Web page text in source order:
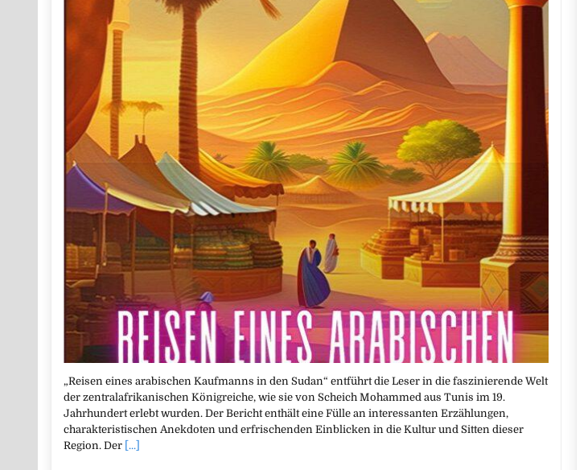
„Reisen eines arabischen Kaufmanns in den Sudan“ entführt die Leser in die faszinierende Welt
der zentralafrikanischen Königreiche, wie sie von Scheich Mohammed aus Tunis im 19.
Jahrhundert erlebt wurden. Der Bericht enthält eine Fülle an interessanten Erzählungen,
charakteristischen Anekdoten und erfrischenden Einblicken in die Kultur und Sitten dieser
Region. Der [...]